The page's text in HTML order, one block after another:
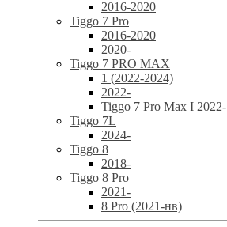
2016-2020
Tiggo 7 Pro
2016-2020
2020-
Tiggo 7 PRO MAX
1 (2022-2024)
2022-
Tiggo 7 Pro Max I 2022-
Tiggo 7L
2024-
Tiggo 8
2018-
Tiggo 8 Pro
2021-
8 Pro (2021-нв)